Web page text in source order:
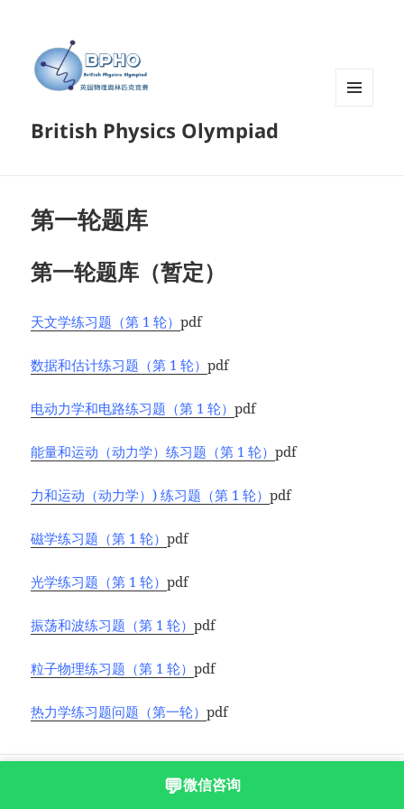
British Physics Olympiad
第一轮题库
第一轮题库（暂定）
天文学练习题（第 1 轮）pdf
数据和估计练习题（第 1 轮）pdf
电动力学和电路练习题（第 1 轮）pdf
能量和运动（动力学）练习题（第 1 轮）pdf
力和运动（动力学）) 练习题（第 1 轮）pdf
磁学练习题（第 1 轮）pdf
光学练习题（第 1 轮）pdf
振荡和波练习题（第 1 轮）pdf
粒子物理练习题（第 1 轮）pdf
热力学练习题问题（第一轮）pdf
💬微信咨询